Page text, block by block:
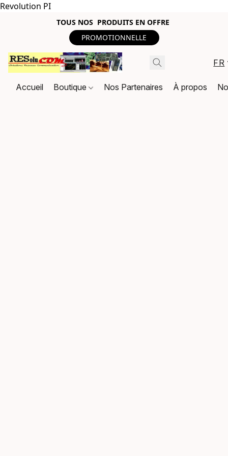
Revolution PI
TOUS NOS PRODUITS EN OFFRE
PROMOTIONNELLE
FR
Accueil Boutique Nos Partenaires À propos